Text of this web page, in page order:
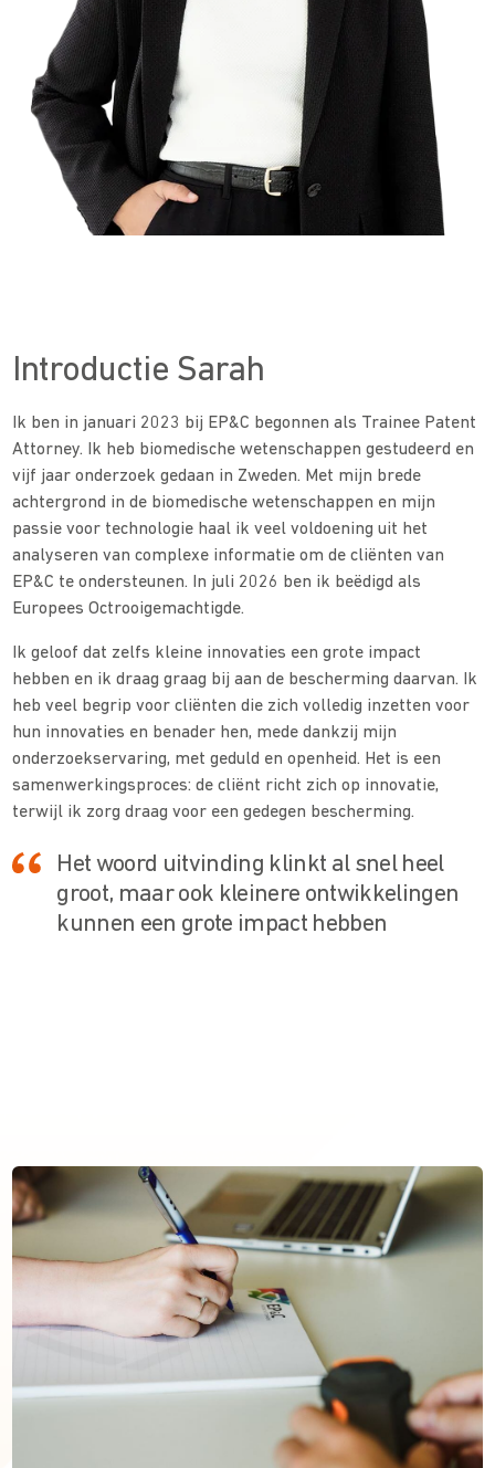
Introductie Sarah
Ik ben in januari 2023 bij EP&C begonnen als Trainee Patent
Attorney. Ik heb biomedische wetenschappen gestudeerd en
vijf jaar onderzoek gedaan in Zweden. Met mijn brede
achtergrond in de biomedische wetenschappen en mijn
passie voor technologie haal ik veel voldoening uit het
analyseren van complexe informatie om de cliënten van
EP&C te ondersteunen. In juli 2026 ben ik beëdigd als
Europees Octrooigemachtigde.
Ik geloof dat zelfs kleine innovaties een grote impact
hebben en ik draag graag bij aan de bescherming daarvan. Ik
heb veel begrip voor cliënten die zich volledig inzetten voor
hun innovaties en benader hen, mede dankzij mijn
onderzoekservaring, met geduld en openheid. Het is een
samenwerkingsproces: de cliënt richt zich op innovatie,
terwijl ik zorg draag voor een gedegen bescherming.
Het woord uitvinding klinkt al snel heel
groot, maar ook kleinere ontwikkelingen
kunnen een grote impact hebben